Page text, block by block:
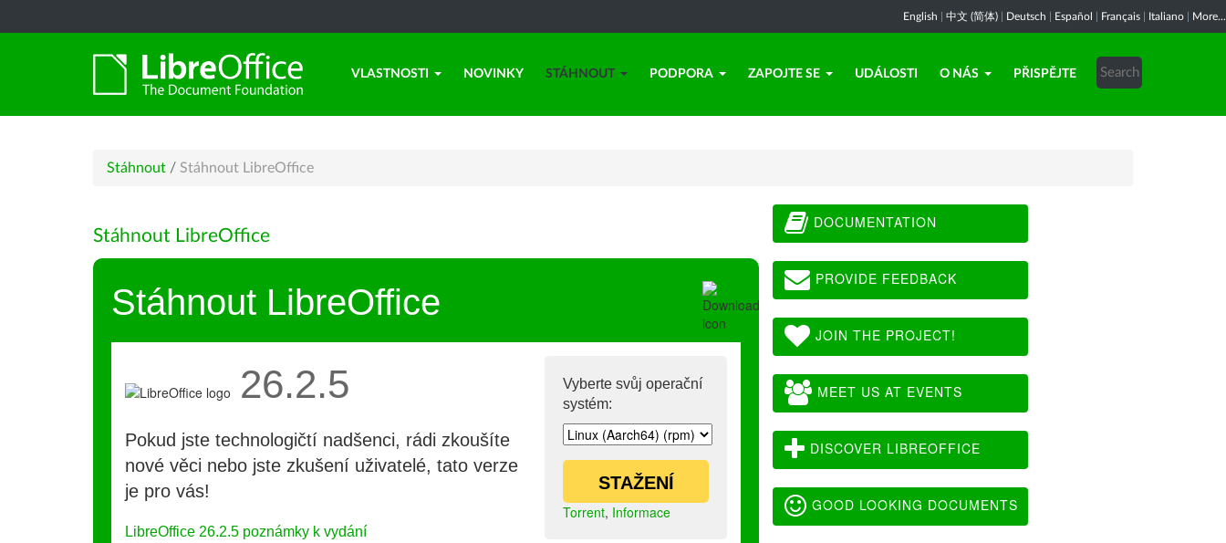
English 中文 (简体) Deutsch Español Français Italiano More...
VLASTNOSTI NOVINKY STÁHNOUT PODPORA ZAPOJTE SE UDÁLOSTI O NÁS PŘISPĚJTE
Stáhnout / Stáhnout LibreOffice
Stáhnout LibreOffice
Stáhnout LibreOffice
Vyberte svůj operační
systém:
STAŽENÍ
Torrent, Informace
26.2.5
Pokud jste technologičtí nadšenci, rádi zkoušíte
nové věci nebo jste zkušení uživatelé, tato verze
je pro vás!
LibreOffice 26.2.5 poznámky k vydání
DOCUMENTATION
PROVIDE FEEDBACK
JOIN THE PROJECT!
MEET US AT EVENTS
DISCOVER LIBREOFFICE
GOOD LOOKING DOCUMENTS